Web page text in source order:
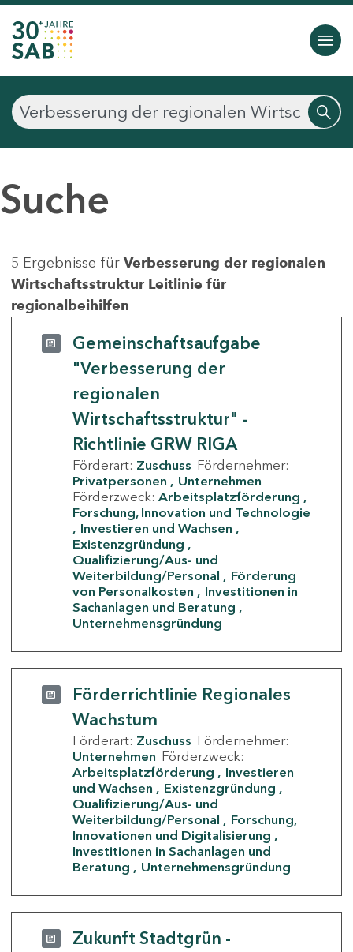
Suche
5 Ergebnisse für Verbesserung der regionalen
Wirtschaftsstruktur Leitlinie für
regionalbeihilfen
Gemeinschaftsaufgabe
"Verbesserung der
regionalen
Wirtschaftsstruktur" -
Richtlinie GRW RIGA
Förderart: Zuschuss Fördernehmer:
Privatpersonen
Unternehmen
Förderzweck: Arbeitsplatzförderung
Forschung, Innovation und Technologie
Investieren und Wachsen
Existenzgründung
Qualifizierung/Aus- und
Weiterbildung/Personal
Förderung
von Personalkosten
Investitionen in
Sachanlagen und Beratung
Unternehmensgründung
Förderrichtlinie Regionales
Wachstum
Förderart: Zuschuss Fördernehmer:
Unternehmen Förderzweck:
Arbeitsplatzförderung
Investieren
und Wachsen
Existenzgründung
Qualifizierung/Aus- und
Weiterbildung/Personal
Forschung,
Innovationen und Digitalisierung
Investitionen in Sachanlagen und
Beratung
Unternehmensgründung
Zukunft Stadtgrün -